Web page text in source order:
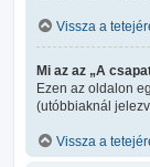
Vissza a
Mi az az „A
Ezen az oldalon
(utóbbiaknál
Vissza a